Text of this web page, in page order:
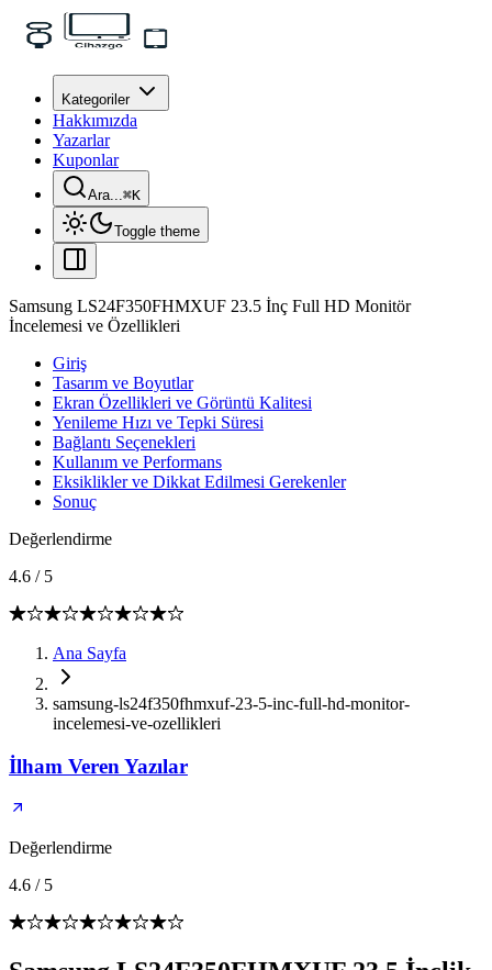
Kategoriler
Hakkımızda
Yazarlar
Kuponlar
Ara...⌘K
Toggle theme
Samsung LS24F350FHMXUF 23.5 İnç Full HD Monitör
İncelemesi ve Özellikleri
Giriş
Tasarım ve Boyutlar
Ekran Özellikleri ve Görüntü Kalitesi
Yenileme Hızı ve Tepki Süresi
Bağlantı Seçenekleri
Kullanım ve Performans
Eksiklikler ve Dikkat Edilmesi Gerekenler
Sonuç
Değerlendirme
4.6 / 5
Ana Sayfa
samsung-ls24f350fhmxuf-23-5-inc-full-hd-monitor-
incelemesi-ve-ozellikleri
İlham Veren Yazılar
Değerlendirme
4.6 / 5